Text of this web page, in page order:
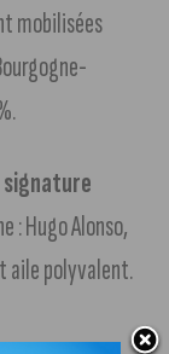
mobilisées
signature
: Hugo Alonso,
aile polyvalent.